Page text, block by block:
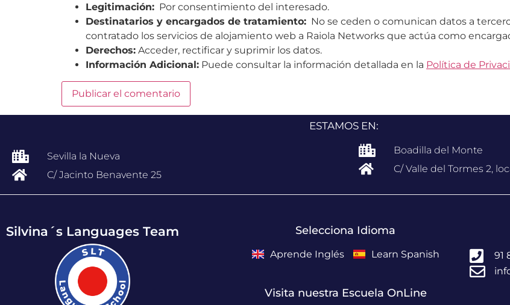
Legitimación: Por consentimiento del interesado.
Destinatarios y encargados de tratamiento: No se ceden o comunican datos a
contratado los servicios de alojamiento web a Raiola Networks que actúa como
Derechos: Acceder, rectificar y suprimir los datos.
Información Adicional: Puede consultar la información detallada en la Política de
ESTAMOS EN:
Sevilla la Nueva
C/ Jacinto Benavente 25
Boadilla del Monte
C/ Valle del Tormes 2,
Silvina´s Languages Team Selecciona Idioma
Aprende Inglés Learn Spanish
Visita nuestra Escuela OnLine
91